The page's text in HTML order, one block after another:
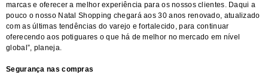
marcas e oferecer a melhor experiência para os nossos clientes. Daqui a
pouco o nosso Natal Shopping chegará aos 30 anos renovado, atualizado
com as últimas tendências do varejo e fortalecido, para continuar
oferecendo aos potiguares o que há de melhor no mercado em nível
global”, planeja.
Segurança nas compras